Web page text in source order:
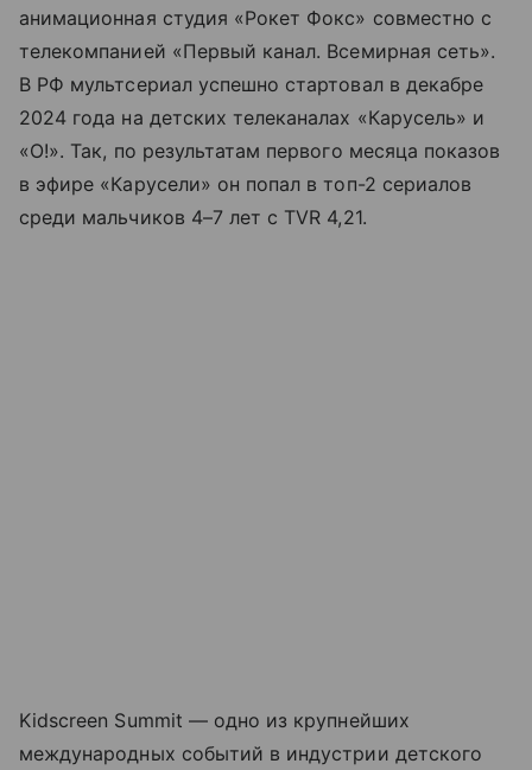
анимационная студия «Рокет Фокс» совместно с
телекомпанией «Первый канал. Всемирная сеть».
В РФ мультсериал успешно стартовал в декабре
2024 года на детских телеканалах «Карусель» и
«О!». Так, по результатам первого месяца показов
в эфире «Карусели» он попал в топ-2 сериалов
среди мальчиков 4–7 лет с TVR 4,21.
Kidscreen Summit — одно из крупнейших
международных событий в индустрии детского